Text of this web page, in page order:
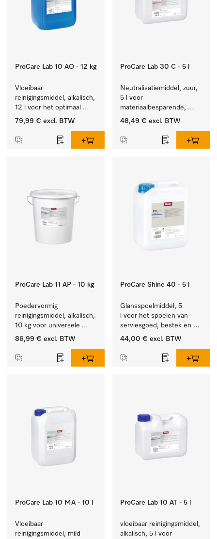
ProCare Lab 10 AO - 12 kg
Vloeibaar
reinigingsmiddel, alkalisch,
12 l voor het optimaal
behandelen van
79,99 € excl. BTW
ProCare Lab 30 C - 5 l
Neutralisatiemiddel, zuur,
5 l voor
materiaalbesparende,
machinale reiniging van
gerei.
48,49 € excl. BTW
ProCare Lab 11 AP - 10 kg
Poedervormig
reinigingsmiddel, alkalisch,
10 kg voor universele
machinale reiniging van
gerei.
86,99 € excl. BTW
ProCare Shine 40 - 5 l
Glansspoelmiddel, 5
l voor het spoelen van
serviesgoed, bestek en
ideaal voor glazen.
44,00 € excl. BTW
ProCare Lab 10 MA - 10 l
Vloeibaar
reinigingsmiddel, mild
ProCare Lab 10 AT - 5 l
vloeibaar reinigingsmiddel,
alkalisch, 5 l voor